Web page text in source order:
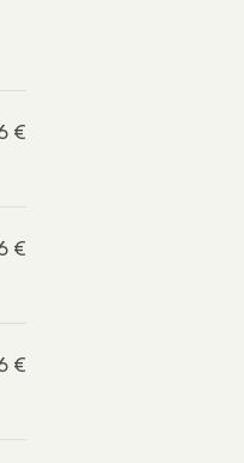
€
€
€